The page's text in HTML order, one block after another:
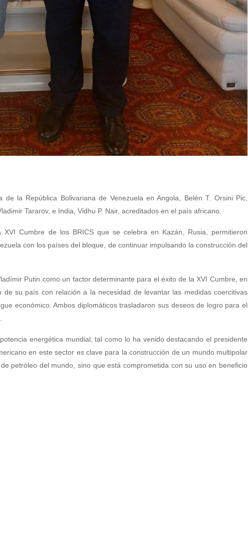
la República Bolivariana de Venezuela en Angola, Belén T. Orsini Pic,
Tararov, e India, Vidhu P. Nair, acreditados en el país africano.
Cumbre de los BRICS que se celebra en Kazán, Rusia, permitieron
con los países del bloque, de continuar impulsando la construcción del
Putin como un factor determinante para el éxito de la XVI Cumbre, en
su país con relación a la necesidad de levantar las medidas coercitivas
económico. Ambos diplomáticos trasladaron sus deseos de logro para el
energética mundial, tal como lo ha venido destacando el presidente
en este sector es clave para la construcción de un mundo multipolar
petróleo del mundo, sino que está comprometida con su uso en beneficio